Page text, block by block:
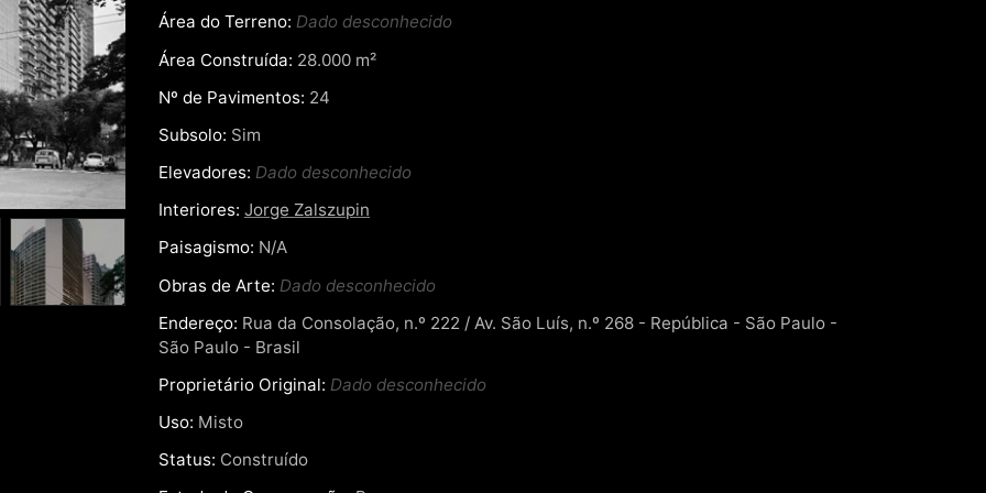
Área do Terreno: Dado desconhecido
Área Construída: 28.000 m²
Nº de Pavimentos: 24
Subsolo: Sim
Elevadores: Dado desconhecido
Interiores: Jorge Zalszupin
Paisagismo: N/A
Obras de Arte: Dado desconhecido
Endereço: Rua da Consolação, n.º 222 / Av. São Luís, n.º 268 - República - São Paulo -
São Paulo - Brasil
Proprietário Original: Dado desconhecido
Uso: Misto
Status: Construído